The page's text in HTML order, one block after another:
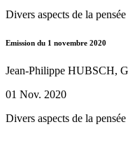
Divers aspects de la
Emission du 1 novembre 2020
Jean-Philippe HUBSCH,
01 Nov. 2020
Divers aspects de la